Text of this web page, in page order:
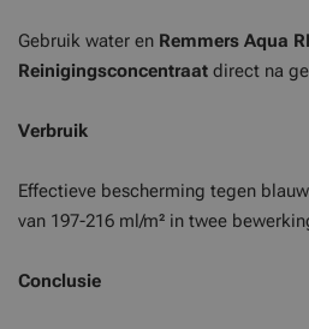
Gebruik water en Remmers Aqua
Reinigingsconcentraat direct na
Verbruik
Effectieve bescherming tegen
van 197-216 ml/m² in twee
Conclusie